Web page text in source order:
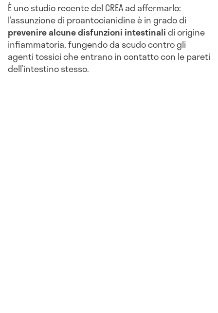
È uno studio recente del CREA ad affermarlo:
l’assunzione di proantocianidine è in grado di
prevenire alcune disfunzioni intestinalidi origine
infiammatoria, fungendo da scudo contro gli
agenti tossici che entrano in contatto con le pareti
dell’intestino stesso.